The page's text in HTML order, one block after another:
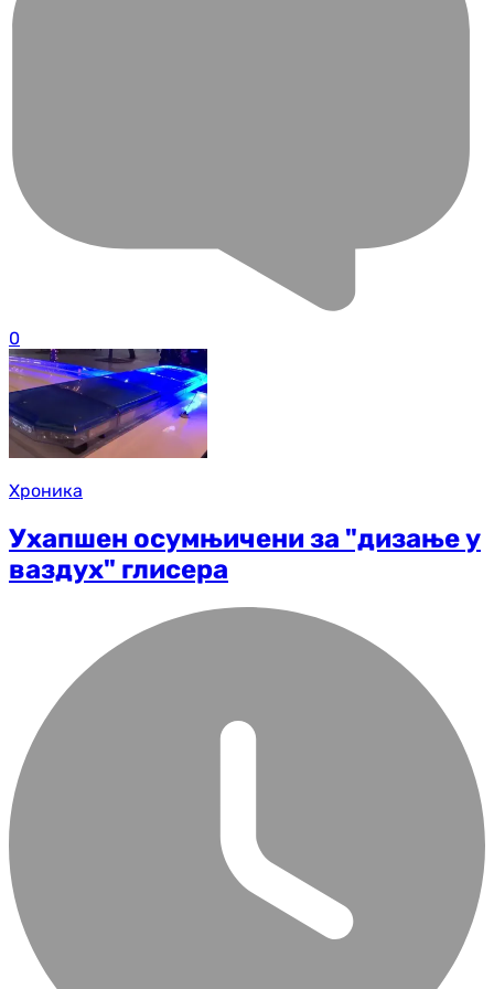
0
Хроника
Ухапшен осумњичени за "дизање у
ваздух" глисера